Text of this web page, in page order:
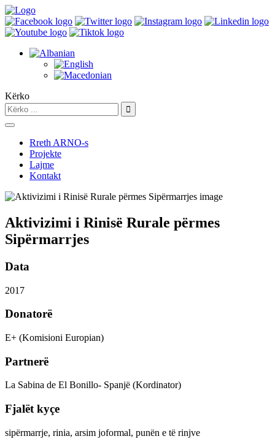
Kërko
Rreth ARNO-s
Projekte
Lajme
Kontakt
Aktivizimi i Rinisë Rurale përmes
Sipërmarrjes
Data
2017
Donatorë
E+ (Komisioni Europian)
Partnerë
La Sabina de El Bonillo- Spanjë (Kordinator)
Fjalët kyçe
sipërmarrje, rinia, arsim joformal, punën e të rinjve